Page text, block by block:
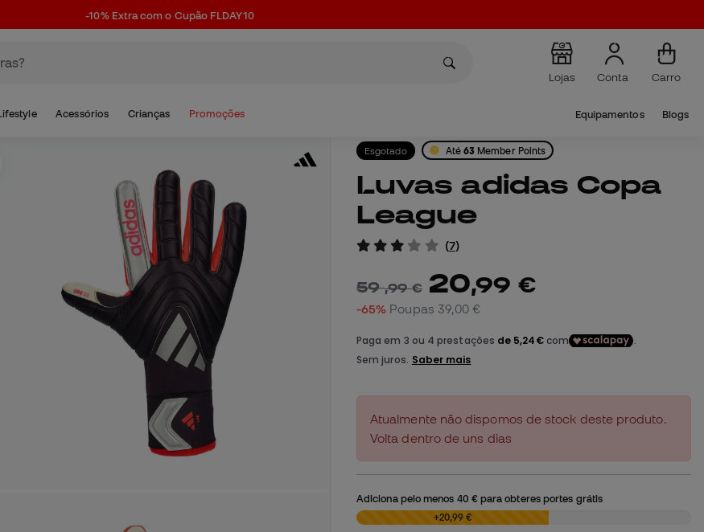
-10% Extra com o Cupão FLDAY10
Lojas Conta Carro
Acessórios Crianças Promoções Equipamentos Blogs
Esgotado Até 63 Member Points
Luvas adidas Copa
League
(7)
59,99 € 20,99 €
-65% Poupas 39,00 €
Atualmente não dispomos de stock deste produto.
Volta dentro de uns dias
Adiciona pelo menos 40 € para obteres portes grátis
0,00 € +20,99 €